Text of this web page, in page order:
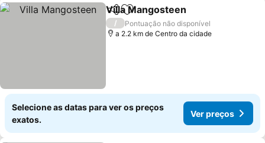
PartilharAdicionar aos favoritos
Villa Mangosteen
/
Pontuação não disponível
a 2.2 km de Centro da cidade
Selecione as datas para ver os preços
exatos.
Ver preços